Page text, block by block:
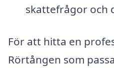
skattefrågor och
För att hitta en
Rörtången som